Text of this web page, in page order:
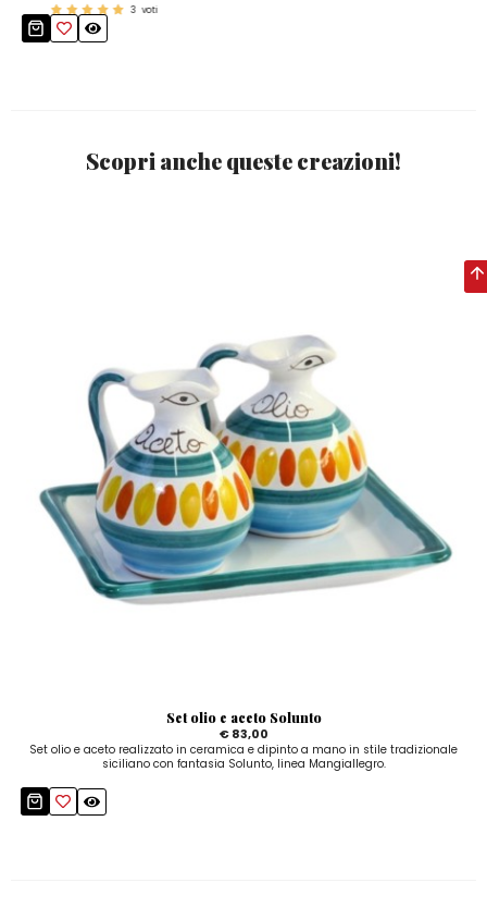
3 voti
Scopri anche queste creazioni!
Set olio e aceto Solunto
€ 83,00
Set olio e aceto realizzato in ceramica e dipinto a mano in stile tradizionale
siciliano con fantasia Solunto, linea Mangiallegro.